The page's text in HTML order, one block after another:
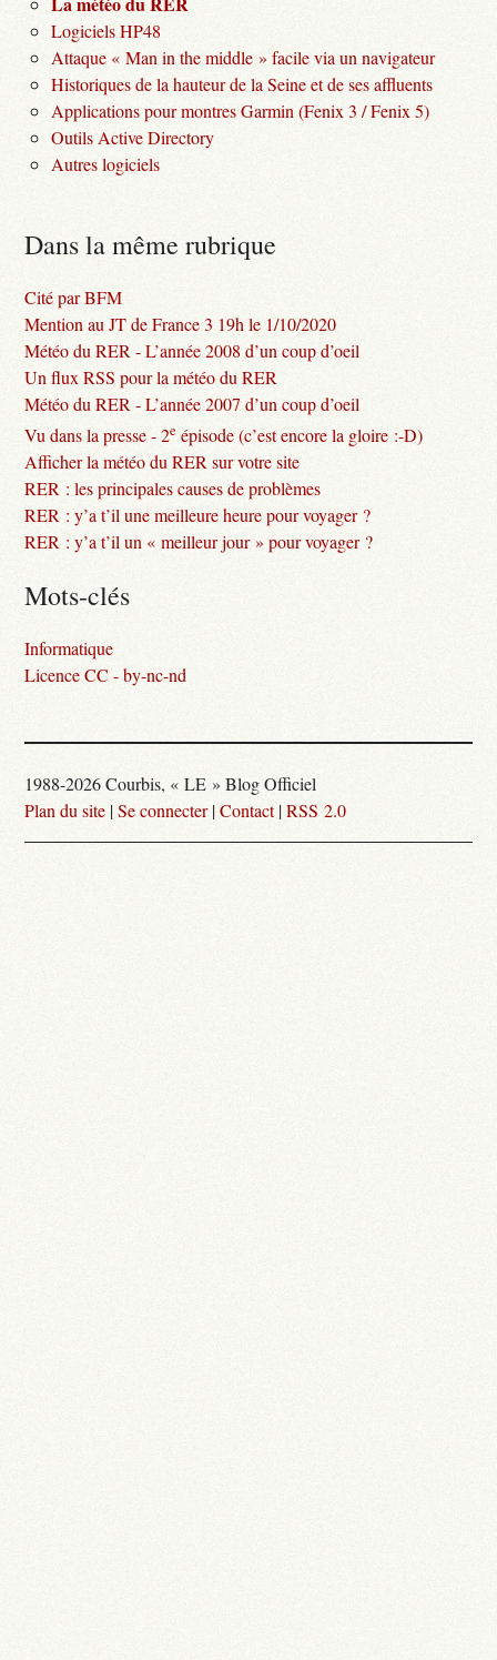
Logiciels HP48
Attaque « Man in the middle » facile via un navigateur
Historiques de la hauteur de la Seine et de ses affluents
Applications pour montres Garmin (Fenix 3 / Fenix 5)
Outils Active Directory
Autres logiciels
Dans la même rubrique
Cité par BFM
Mention au JT de France 3 19h le 1/10/2020
Météo du RER - L’année 2008 d’un coup d’oeil
Un flux RSS pour la météo du RER
Météo du RER - L’année 2007 d’un coup d’oeil
Vu dans la presse - 2e épisode (c’est encore la gloire :-D)
Afficher la météo du RER sur votre site
RER : les principales causes de problèmes
RER : y’a t’il une meilleure heure pour voyager ?
RER : y’a t’il un « meilleur jour » pour voyager ?
Mots-clés
Informatique
Licence CC - by-nc-nd
1988-2026 Courbis, « LE » Blog Officiel
Plan du site |Se connecter|Contact|RSS 2.0